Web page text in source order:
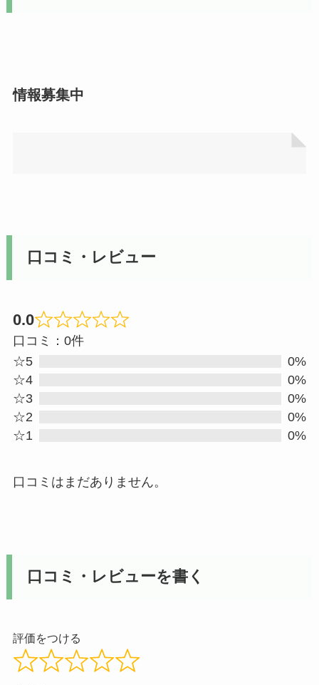
情報募集中
口コミ・レビュー
0.0
Rated
口コミ：0件
☆5
0%
☆4
0%
☆3
0%
☆2
0%
☆1
0%
口コミはまだありません。
口コミ・レビューを書く
評価をつける